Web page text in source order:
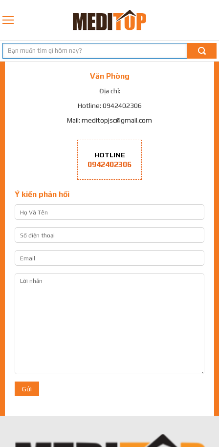
Văn Phòng
Địa chỉ:
Hotline: 0942402306
Mail: meditopjsc@gmail.com
HOTLINE
0942402306
Ý kiến phản hồi